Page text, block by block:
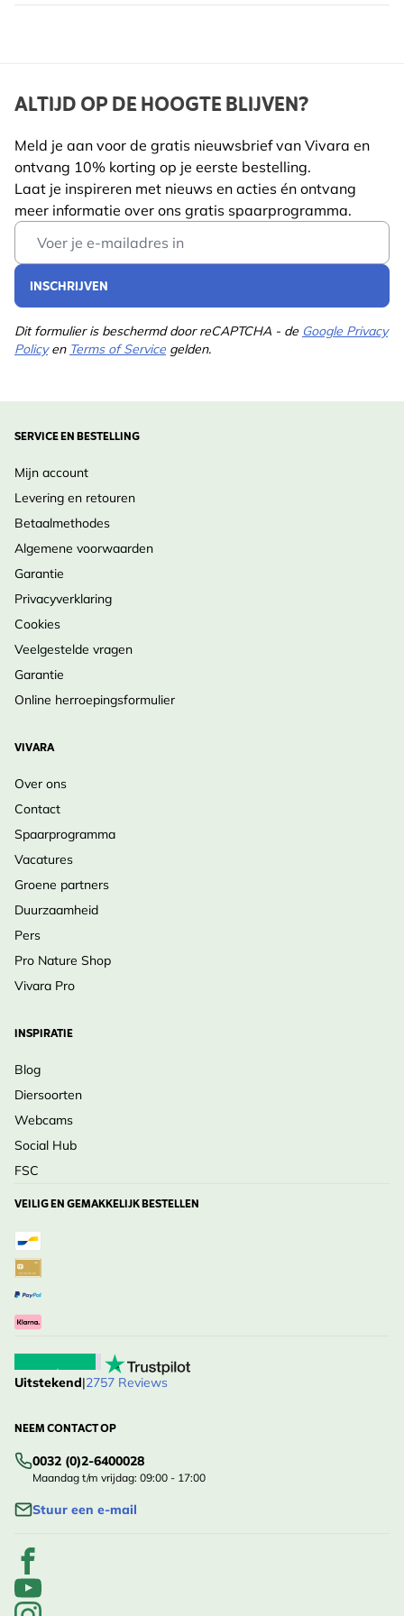
ALTIJD OP DE HOOGTE BLIJVEN?
Meld je aan voor de gratis nieuwsbrief van Vivara en
ontvang 10% korting op je eerste bestelling.
Laat je inspireren met nieuws en acties én ontvang
meer informatie over ons gratis spaarprogramma.
Email Address
INSCHRIJVEN
Dit formulier is beschermd door reCAPTCHA - de Google Privacy
Policyen Terms of Service gelden.
SERVICE EN BESTELLING
Mijn account
Levering en retouren
Betaalmethodes
Algemene voorwaarden
Garantie
Privacyverklaring
Cookies
Veelgestelde vragen
Garantie
Online herroepingsformulier
VIVARA
Over ons
Contact
Spaarprogramma
Vacatures
Groene partners
Duurzaamheid
Pers
Pro Nature Shop
Vivara Pro
INSPIRATIE
Blog
Diersoorten
Webcams
Social Hub
FSC
VEILIG EN GEMAKKELIJK BESTELLEN
Uitstekend|2757 Reviews
NEEM CONTACT OP
0032 (0)2-6400028
Maandag t/m vrijdag: 09:00 - 17:00
Stuur een e-mail